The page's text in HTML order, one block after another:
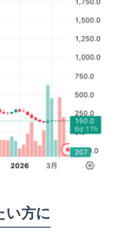
い方に